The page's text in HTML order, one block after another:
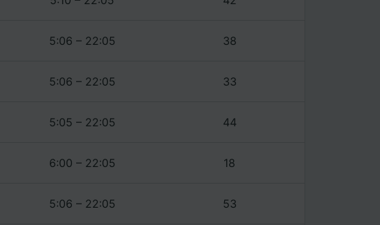
5:06 – 22:05 38
5:06 – 22:05 33
5:05 – 22:05 44
6:00 – 22:05 18
5:06 – 22:05 53